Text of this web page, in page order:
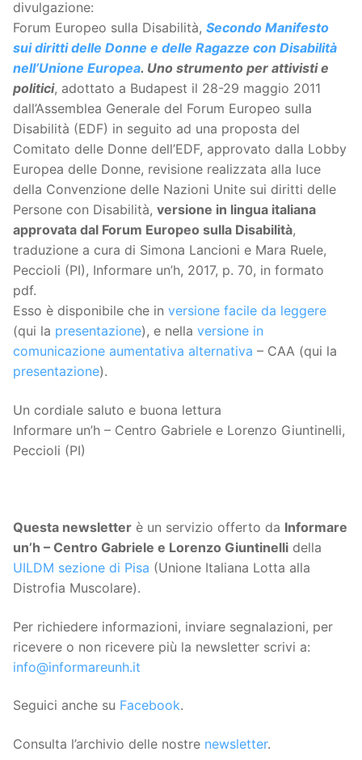
divulgazione:
Forum Europeo sulla Disabilità, Secondo Manifesto
sui diritti delle Donne e delle Ragazze con Disabilità
nell’Unione Europea. Uno strumento per attivisti e
politici, adottato a Budapest il 28-29 maggio 2011
dall’Assemblea Generale del Forum Europeo sulla
Disabilità (EDF) in seguito ad una proposta del
Comitato delle Donne dell’EDF, approvato dalla Lobby
Europea delle Donne, revisione realizzata alla luce
della Convenzione delle Nazioni Unite sui diritti delle
Persone con Disabilità, versione in lingua italiana
approvata dal Forum Europeo sulla Disabilità,
traduzione a cura di Simona Lancioni e Mara Ruele,
Peccioli (PI), Informare un’h, 2017, p. 70, in formato
pdf.
Esso è disponibile che in versione facile da leggere
(qui la presentazione), e nella versione in
comunicazione aumentativa alternativa – CAA (qui la
presentazione).
Un cordiale saluto e buona lettura
Informare un’h – Centro Gabriele e Lorenzo Giuntinelli,
Peccioli (PI)
Questa newsletter è un servizio offerto da Informare
un’h – Centro Gabriele e Lorenzo Giuntinelli della
UILDM sezione di Pisa (Unione Italiana Lotta alla
Distrofia Muscolare).
Per richiedere informazioni, inviare segnalazioni, per
ricevere o non ricevere più la newsletter scrivi a:
info@informareunh.it
Seguici anche su Facebook.
Consulta l’archivio delle nostre newsletter.